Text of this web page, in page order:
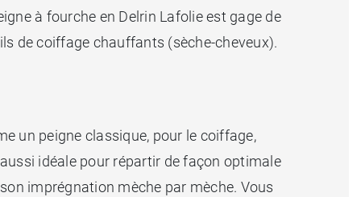
à fourche en Delrin Lafolie est gage de
de coiffage chauffants (sèche-cheveux).
un peigne classique, pour le coiffage,
idéale pour répartir de façon optimale
imprégnation mèche par mèche. Vous